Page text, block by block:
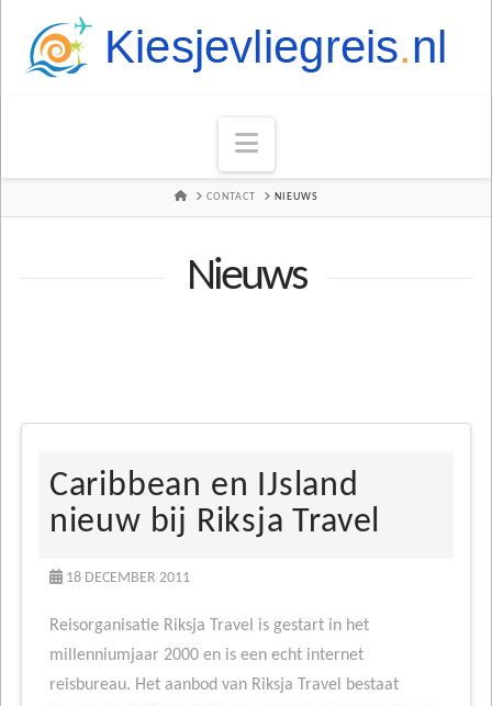
Navigation
HOMECONTACT NIEUWS
Nieuws
Caribbean en IJsland
nieuw bij Riksja Travel
18 DECEMBER 2011
Reisorganisatie Riksja Travel is gestart in het
millenniumjaar 2000 en is een echt internet
reisbureau. Het aanbod van Riksja Travel bestaat